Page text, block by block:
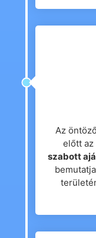
Az
előtt az
szabott